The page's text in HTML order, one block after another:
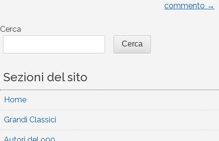
commento →
Cerca
Cerca
Sezioni del sito
Home
Grandi Classici